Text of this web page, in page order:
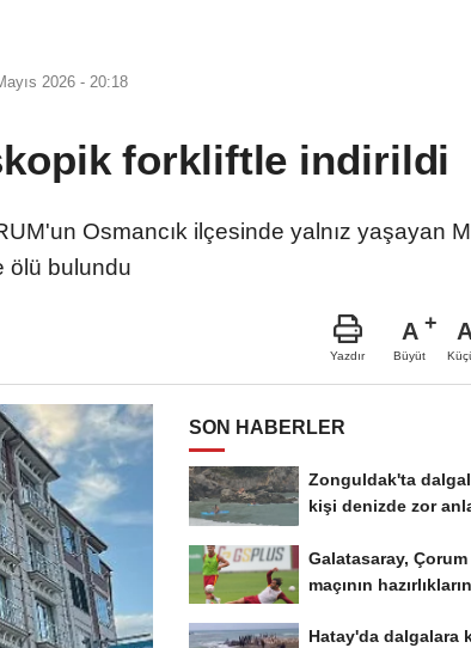
2026 - 20:18
forkliftle indirildi
Osmancık ilçesinde yalnız yaşayan
ölü bulundu
Yazdır
A
Büyüt
SON HABERLER
Zonguldak'ta
kişi denizde zor
Galatasaray, Çorum
maçının
Hatay'da dalgalara